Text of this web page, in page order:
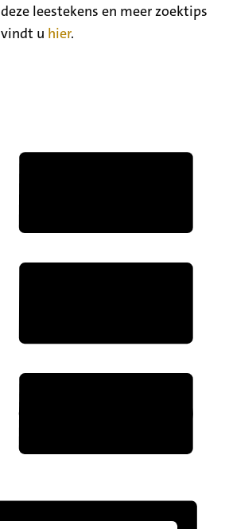
deze leestekens en meer zoektips
vindt u hier.